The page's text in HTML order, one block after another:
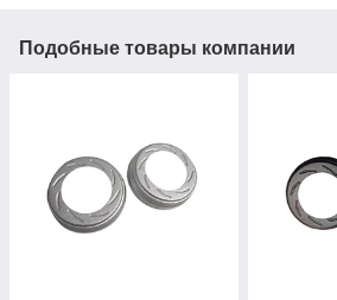
Подобные товары компании